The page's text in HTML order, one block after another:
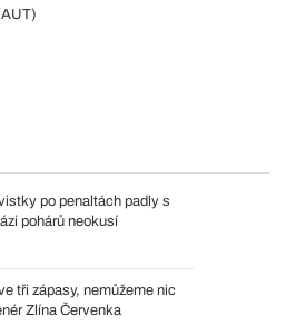
po penaltách padly s
pohárů neokusí
tři zápasy, nemůžeme nic
Zlína Červenka